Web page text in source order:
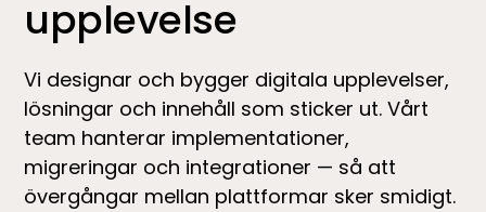
upplevelse
Vi designar och bygger digitala upplevelser,
lösningar och innehåll som sticker ut. Vårt
team hanterar implementationer,
migreringar och integrationer — så att
övergångar mellan plattformar sker smidigt.